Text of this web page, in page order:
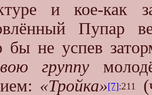
и кое-как
Пупар
бы не успев
группу
«Тройка»[7]:211